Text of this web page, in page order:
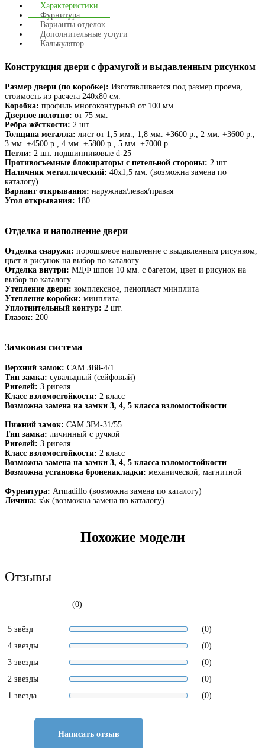
Характеристики
Фурнитура
Варианты отделок
Дополнительные услуги
Калькулятор
Конструкция двери с фрамугой и выдавленным рисунком
Размер двери (по коробке): Изготавливается под размер проема,
стоимость из расчета 240х80 см.
Коробка: профиль многоконтурный от 100 мм.
Дверное полотно: от 75 мм.
Ребра жёсткости: 2 шт.
Толщина металла: лист от 1,5 мм., 1,8 мм. +3600 р., 2 мм. +3600 р.,
3 мм. +4500 р., 4 мм. +5800 р., 5 мм. +7000 р.
Петли: 2 шт. подшипниковые d-25
Противосъемные блокираторы с петельной стороны: 2 шт.
Наличник металлический: 40х1,5 мм. (возможна замена по
каталогу)
Вариант открывания: наружная/левая/правая
Угол открывания: 180
Отделка и наполнение двери
Отделка снаружи: порошковое напыление с выдавленным рисунком,
цвет и рисунок на выбор по каталогу
Отделка внутри: МДФ шпон 10 мм. с багетом, цвет и рисунок на
выбор по каталогу
Утепление двери: комплексное, пенопласт минплита
Утепление коробки: минплита
Уплотнительный контур: 2 шт.
Глазок: 200
Замковая система
Верхний замок: САМ ЗВ8-4/1
Тип замка: сувальдный (сейфовый)
Ригелей: 3 ригеля
Класс взломостойкости: 2 класс
Возможна замена на замки 3, 4, 5 класса взломостойкости
Нижний замок: САМ ЗВ4-31/55
Тип замка: личинный с ручкой
Ригелей: 3 ригеля
Класс взломостойкости: 2 класс
Возможна замена на замки 3, 4, 5 класса взломостойкости
Возможна установка броненакладки: механической, магнитной
Фурнитура: Armadillo (возможна замена по каталогу)
Личина: к\к (возможна замена по каталогу)
Похожие модели
Отзывы
(0)
5 звёзд
(0)
4 звезды
(0)
3 звезды
(0)
2 звезды
(0)
1 звезда
(0)
Написать отзыв